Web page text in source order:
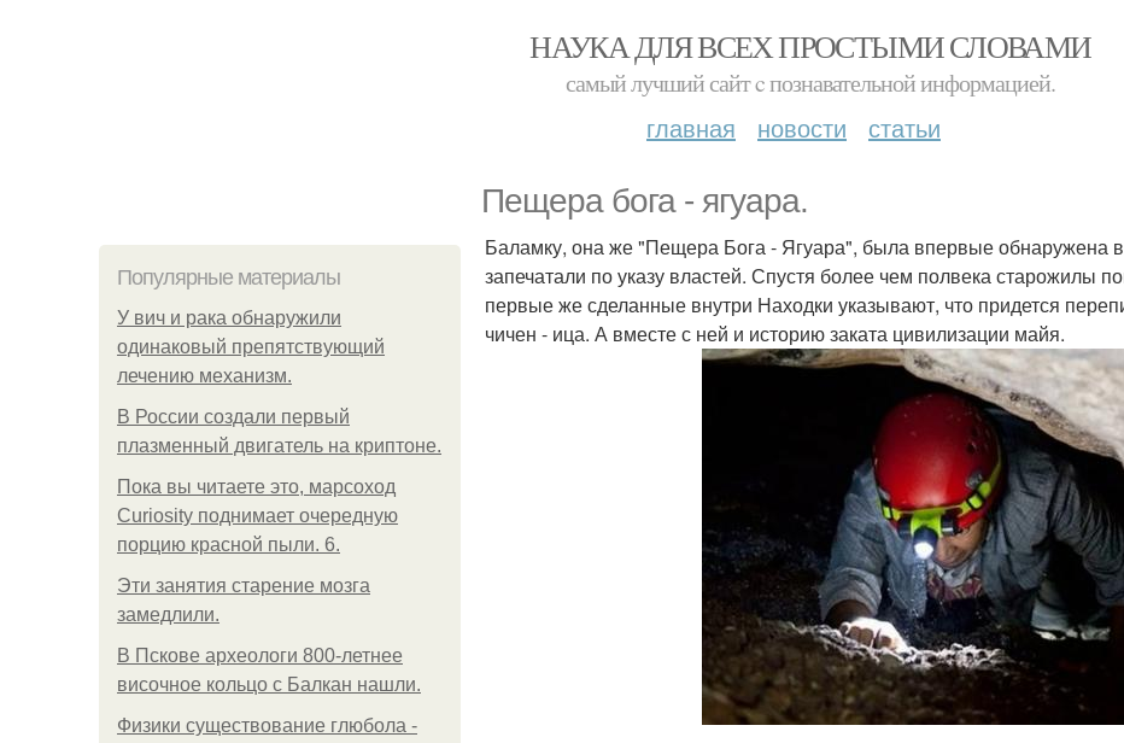
НАУКА ДЛЯ ВСЕХ ПРОСТЫМИ СЛОВАМИ
самый лучший сайт c познавательной информацией.
главная новости статьи
Пещера бога - ягуара.
Популярные материалы
У вич и рака обнаружили
одинаковый препятствующий
лечению механизм.
В России создали первый
плазменный двигатель на криптоне.
Пока вы читаете это, марсоход
Curiosity поднимает очередную
порцию красной пыли. 6.
Эти занятия старение мозга
замедлили.
В Пскове археологи 800-летнее
височное кольцо с Балкан нашли.
Физики существование глюбола -
Баламку, она же "Пещера Бога - Ягуара", была впервые обнаружена
запечатали по указу властей. Спустя более чем полвека старожилы
первые же сделанные внутри Находки указывают, что придется
чичен - ица. А вместе с ней и историю заката цивилизации майя.